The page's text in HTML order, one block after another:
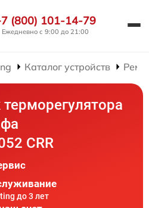
(800) 101-14-79
Ежедневно с 9:00 до 21:00
Каталог устройств
CRR
до 3 лет